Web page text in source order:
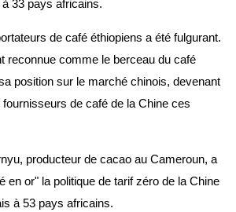
33 pays africains.
de café éthiopiens a été fulgurant.
reconnue comme le berceau du café
position sur le marché chinois, devenant
de café de la Chine ces
producteur de cacao au Cameroun, a
en or" la politique de tarif zéro de la Chine
à 53 pays africains.